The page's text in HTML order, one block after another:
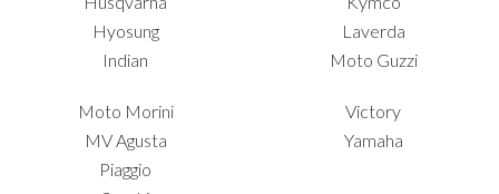
Hyosung
Indian
Laverda
Moto Guzzi
Moto Morini
MV Agusta
Piaggio
Victory
Yamaha